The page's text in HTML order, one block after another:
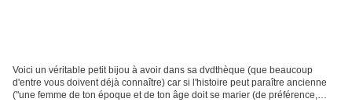
Voici un véritable petit bijou à avoir dans sa dvdthèque (que beaucoup
d'entre vous doivent déjà connaître) car si l'histoire peut paraître ancienne
("une femme de ton époque et de ton âge doit se marier (de préférence,